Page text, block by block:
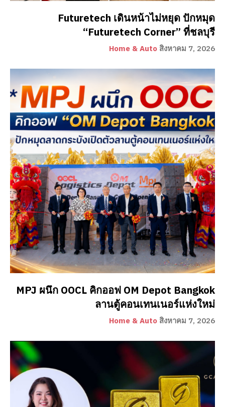
Futuretech เดินหน้าไม่หยุด ปักหมุด
“Futuretech Corner” ที่ชลบุรี
Home & Auto สิงหาคม 7, 2026
MPJ ผนึก OOCL คิกออฟ OM Depot Bangkok
ลานตู้คอนเทนเนอร์แห่งใหม่
Home & Auto สิงหาคม 7, 2026